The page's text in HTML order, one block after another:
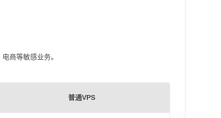
商等敏感业务。
普通VPS